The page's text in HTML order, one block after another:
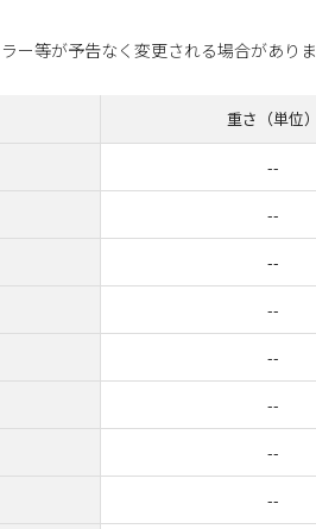
ー等が予告なく変更される場合があり
重さ（単位）
--
--
--
--
--
--
--
--